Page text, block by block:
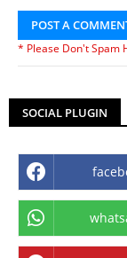
POST A
* Please Don't Spam
SOCIAL PLUGIN